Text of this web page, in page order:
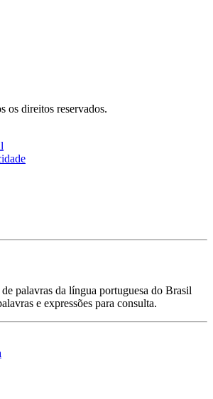
os direitos reservados.
palavras da língua portuguesa do Brasil
e expressões para consulta.